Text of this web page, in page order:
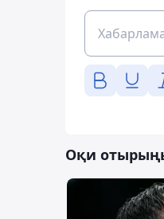
Оқи